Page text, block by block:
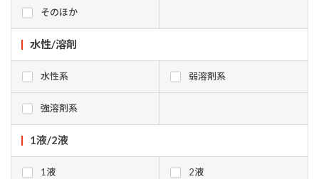
そのほか
水性/溶剤
水性系 弱溶剤系
強溶剤系
1液/2液
1液 2液